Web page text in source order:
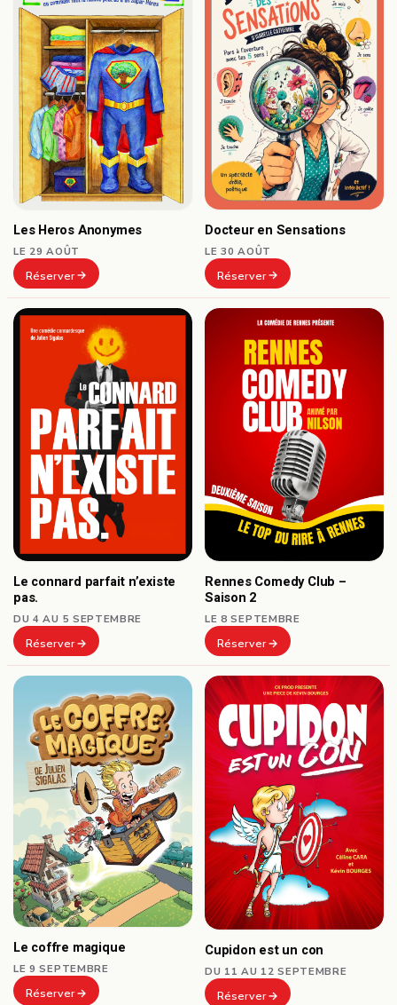
Les Heros Anonymes
LE 29 AOÛT
Réserver
Docteur en Sensations
LE 30 AOÛT
Réserver
Le connard parfait n’existe
pas.
DU 4 AU 5 SEPTEMBRE
Réserver
Rennes Comedy Club –
Saison 2
LE 8 SEPTEMBRE
Réserver
Le coffre magique
LE 9 SEPTEMBRE
Réserver
Cupidon est un con
DU 11 AU 12 SEPTEMBRE
Réserver